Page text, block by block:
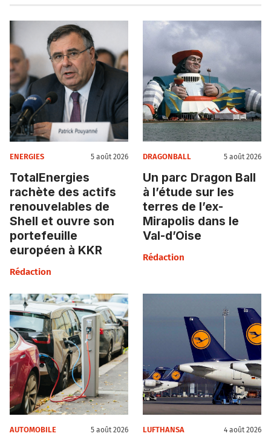
ENERGIES 5 août 2026
TotalEnergies
rachète des actifs
renouvelables de
Shell et ouvre son
portefeuille
européen à KKR
Rédaction
DRAGONBALL 5 août 2026
Un parc Dragon Ball
à l’étude sur les
terres de l’ex-
Mirapolis dans le
Val-d’Oise
Rédaction
AUTOMOBILE 5 août 2026 LUFTHANSA 4 août 2026